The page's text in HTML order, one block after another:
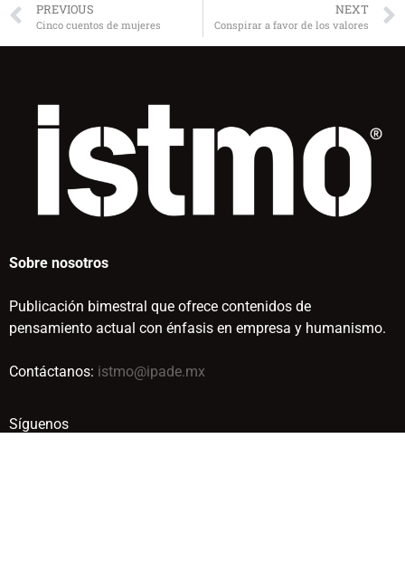
PREVIOUS
Cinco cuentos de mujeres
NEXT
Conspirar a favor de los valores
Sobre nosotros
Publicación bimestral que ofrece contenidos de
pensamiento actual con énfasis en empresa y humanismo.
Contáctanos: istmo@ipade.mx
Síguenos